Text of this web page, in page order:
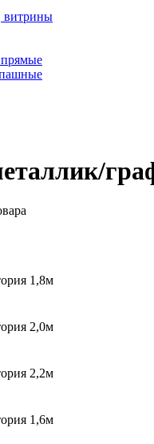
витрины
1,8м
2,0м
2,2м
1,6м